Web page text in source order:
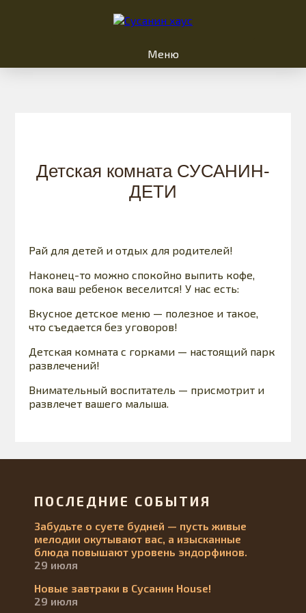
Меню
Детская комната СУСАНИН-
ДЕТИ
Рай для детей и отдых для родителей!
Наконец-то можно спокойно выпить кофе,
пока ваш ребенок веселится! У нас есть:
Вкусное детское меню — полезное и такое,
что съедается без уговоров!
Детская комната с горками — настоящий парк
развлечений!
Внимательный воспитатель — присмотрит и
развлечет вашего малыша.
ПОСЛЕДНИЕ СОБЫТИЯ
Забудьте о суете будней — пусть живые
мелодии окутывают вас, а изысканные
блюда повышают уровень эндорфинов.
29 июля
Новые завтраки в Сусанин House!
29 июля